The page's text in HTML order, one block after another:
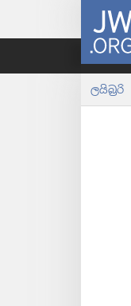
JW.ORG
ලයිබ්‍රරි